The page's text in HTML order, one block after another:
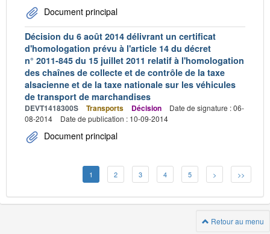
Document principal
Décision du 6 août 2014 délivrant un certificat
d'homologation prévu à l'article 14 du décret
n° 2011-845 du 15 juillet 2011 relatif à l'homologation
des chaînes de collecte et de contrôle de la taxe
alsacienne et de la taxe nationale sur les véhicules
de transport de marchandises
DEVT1418300S Transports Décision
Date de signature : 06-
08-2014
Date de publication : 10-09-2014
Document principal
1 2 3 4 5 > >>
Retour au menu